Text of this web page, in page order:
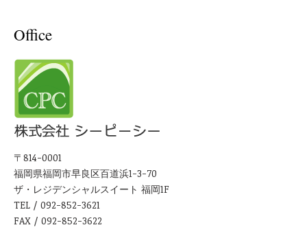
Office
〒814-0001
福岡県福岡市早良区百道浜1-3-70
ザ・レジデンシャルスイート 福岡1F
TEL / 092-852-3621
FAX / 092-852-3622